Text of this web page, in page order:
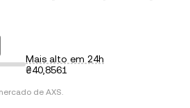
Mais alto em 24h
₴40,8561
de AXS.